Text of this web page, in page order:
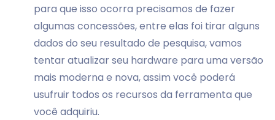
para que isso ocorra precisamos de fazer
algumas concessões, entre elas foi tirar alguns
dados do seu resultado de pesquisa, vamos
tentar atualizar seu hardware para uma versão
mais moderna e nova, assim você poderá
usufruir todos os recursos da ferramenta que
você adquiriu.